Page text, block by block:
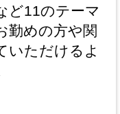
ど11のテーマ
勤めの⽅や関
いただけるよ